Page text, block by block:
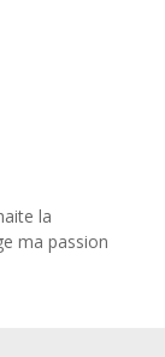
la
ma passion